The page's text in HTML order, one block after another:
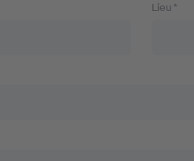
Lieu *